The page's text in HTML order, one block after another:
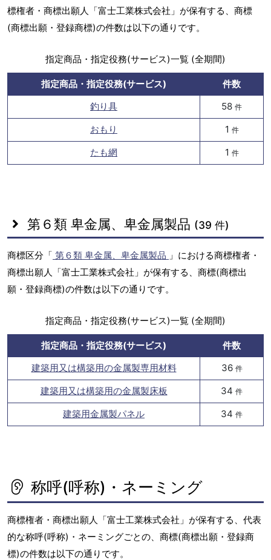
標権者・商標出願人「富士工業株式会社」が保有する、商標
(商標出願・登録商標)の件数は以下の通りです。
指定商品・指定役務(サービス)一覧 (全期間)
指定商品・指定役務(サービス)
件数
釣り具
58 件
おもり 1 件
たも網 1 件
第６類 卑金属、卑金属製品 (39 件)
商標区分「 第６類 卑金属、卑金属製品 」における商標権者・
商標出願人「富士工業株式会社」が保有する、商標(商標出
願・登録商標)の件数は以下の通りです。
指定商品・指定役務(サービス)一覧 (全期間)
指定商品・指定役務(サービス)
件数
建築用又は構築用の金属製専用材料
36 件
建築用又は構築用の金属製床板 34 件
建築用金属製パネル 34 件
称呼(呼称)・ネーミング
商標権者・商標出願人「富士工業株式会社」が保有する、代表
的な称呼(呼称)・ネーミングごとの、商標(商標出願・登録商
標)の件数は以下の通りです。